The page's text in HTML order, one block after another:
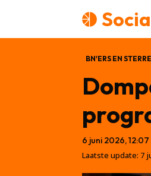
BN'ERS EN
6 juni 2026, 12:07
Laatste update: 7